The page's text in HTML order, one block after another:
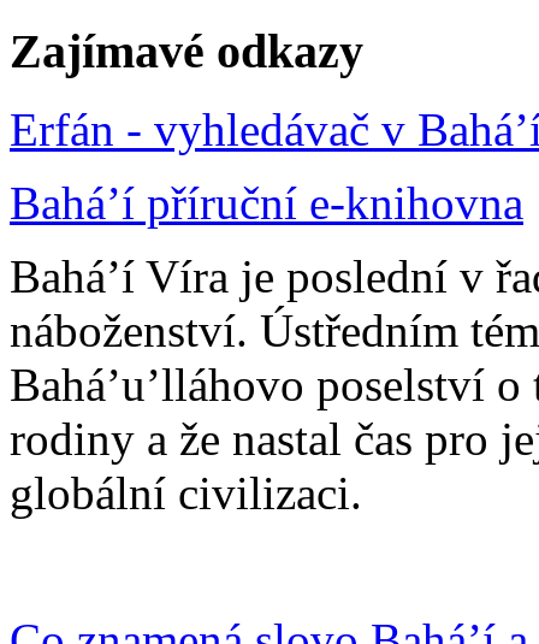
Zajímavé odkazy
Erfán - vyhledávač v
Bahá’í příruční e-knihovna
Bahá’í Víra je poslední v
náboženství. Ústředním
Bahá’u’lláhovo poselství
rodiny a že nastal čas pro
globální civilizaci.